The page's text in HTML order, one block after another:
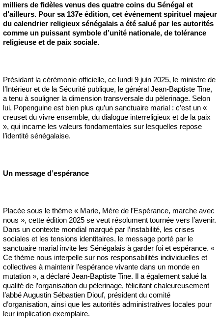
milliers de fidèles venus des quatre coins du Sénégal et
d’ailleurs. Pour sa 137e édition, cet événement spirituel majeur
du calendrier religieux sénégalais a été salué par les autorités
comme un puissant symbole d’unité nationale, de tolérance
religieuse et de paix sociale.
Présidant la cérémonie officielle, ce lundi 9 juin 2025, le ministre de
l’Intérieur et de la Sécurité publique, le général Jean-Baptiste Tine,
a tenu à souligner la dimension transversale du pèlerinage. Selon
lui, Popenguine est bien plus qu’un sanctuaire marial : c’est un «
creuset du vivre ensemble, du dialogue interreligieux et de la paix
», qui incarne les valeurs fondamentales sur lesquelles repose
l’identité sénégalaise.
Un message d’espérance
Placée sous le thème « Marie, Mère de l’Espérance, marche avec
nous », cette édition 2025 se veut résolument tournée vers l’avenir.
Dans un contexte mondial marqué par l’instabilité, les crises
sociales et les tensions identitaires, le message porté par le
sanctuaire marial invite les Sénégalais à garder foi et espérance. «
Ce thème nous interpelle sur nos responsabilités individuelles et
collectives à maintenir l’espérance vivante dans un monde en
mutation », a déclaré Jean-Baptiste Tine. Il a également salué la
qualité de l’organisation du pèlerinage, félicitant chaleureusement
l’abbé Augustin Sébastien Diouf, président du comité
d’organisation, ainsi que les autorités administratives locales pour
leur implication exemplaire.